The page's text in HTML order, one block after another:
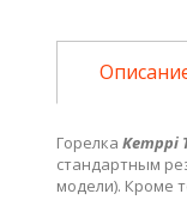
Горелка Kemppi
стандартным
модели). Кроме